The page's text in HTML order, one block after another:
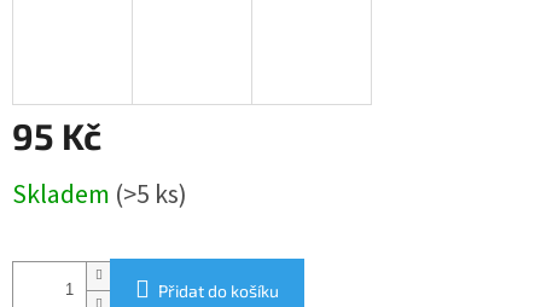
95 Kč
cena:
Skladem (>5 ks)
Přidat do košíku